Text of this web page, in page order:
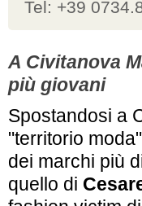
Tel: +39
A Civitanova
più giovani
Spostandosi a
"territorio
dei marchi più
quello di